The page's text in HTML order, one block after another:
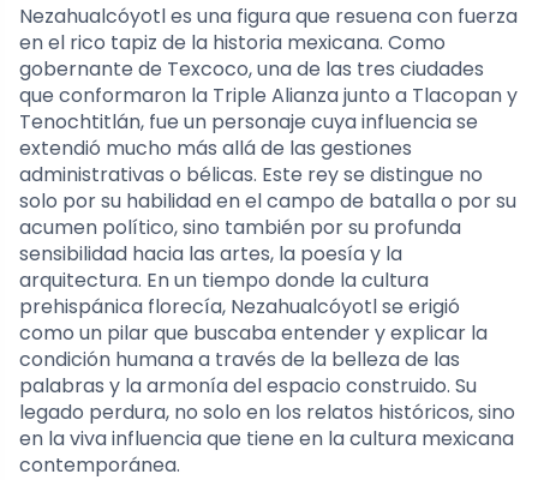
Nezahualcóyotl es una figura que resuena con fuerza
en el rico tapiz de la historia mexicana. Como
gobernante de Texcoco, una de las tres ciudades
que conformaron la Triple Alianza junto a Tlacopan y
Tenochtitlán, fue un personaje cuya influencia se
extendió mucho más allá de las gestiones
administrativas o bélicas. Este rey se distingue no
solo por su habilidad en el campo de batalla o por su
acumen político, sino también por su profunda
sensibilidad hacia las artes, la poesía y la
arquitectura. En un tiempo donde la cultura
prehispánica florecía, Nezahualcóyotl se erigió
como un pilar que buscaba entender y explicar la
condición humana a través de la belleza de las
palabras y la armonía del espacio construido. Su
legado perdura, no solo en los relatos históricos, sino
en la viva influencia que tiene en la cultura mexicana
contemporánea.